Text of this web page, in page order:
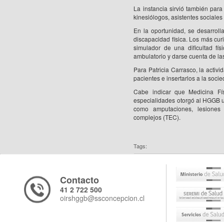
La instancia sirvió también
kinesiólogos, asistentes
En la oportunidad, se
discapacidad física. Los más
simulador de una dificultad
ambulatorio y darse cuenta de
Para Patricia Carrasco, la
pacientes e insertarlos a la
Cabe indicar que Medicina
especialidades otorgó al HGGB
como amputaciones,
complejos (TEC).
Tags:
Contacto
41 2 722 500
oirshggb@ssconcepcion.cl